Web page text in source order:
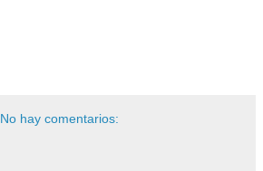
No hay comentarios: